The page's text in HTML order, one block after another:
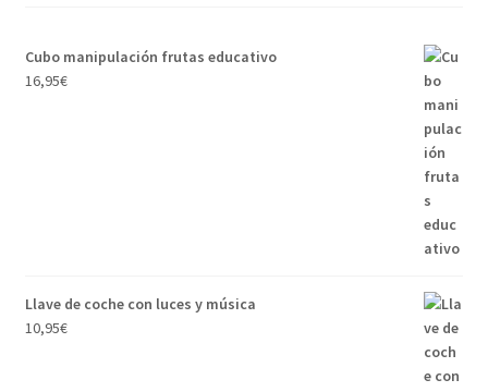
Cubo manipulación frutas educativo
16,95€
Llave de coche con luces y música
10,95€